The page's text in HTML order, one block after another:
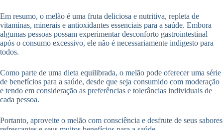
Em resumo, o melão é uma fruta deliciosa e nutritiva, repleta de
vitaminas, minerais e antioxidantes essenciais para a saúde. Embora
algumas pessoas possam experimentar desconforto gastrointestinal
após o consumo excessivo, ele não é necessariamente indigesto para
todos.
Como parte de uma dieta equilibrada, o melão pode oferecer uma série
de benefícios para a saúde, desde que seja consumido com moderação
e tendo em consideração as preferências e tolerâncias individuais de
cada pessoa.
Portanto, aproveite o melão com consciência e desfrute de seus sabores